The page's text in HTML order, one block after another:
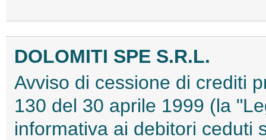
DOLOMITI SPE S.R.L.
Avviso di cessione di crediti
130 del 30 aprile 1999 (la
informativa ai debitori ceduti